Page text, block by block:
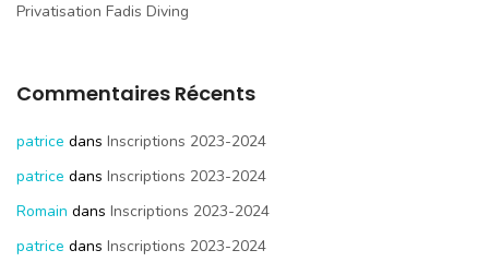
Privatisation Fadis Diving
Commentaires Récents
patrice dans Inscriptions 2023-2024
patrice dans Inscriptions 2023-2024
Romain dans Inscriptions 2023-2024
patrice dans Inscriptions 2023-2024